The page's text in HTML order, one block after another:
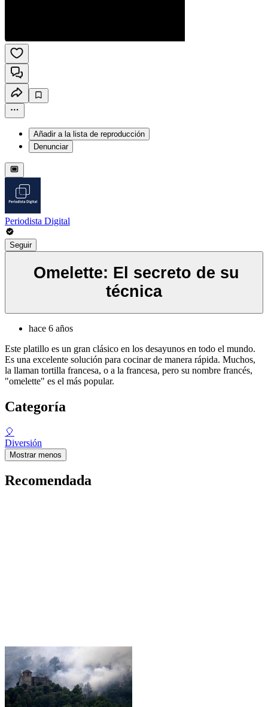
Añadir a la lista de reproducción
Denunciar
Periodista Digital
Seguir
Omelette: El secreto de su
técnica
hace 6 años
Este platillo es un gran clásico en los desayunos en todo el mundo.
Es una excelente solución para cocinar de manera rápida. Muchos,
la llaman tortilla francesa, o a la francesa, pero su nombre francés,
"omelette" es el más popular.
Categoría
🎈
Diversión
Mostrar menos
Recomendada